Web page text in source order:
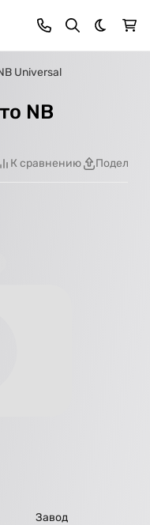
Темная
Universal
NB
К сравнению
Завод